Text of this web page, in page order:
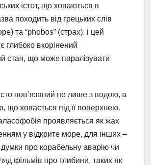
істот, що ховаються в
походить від грецьких слів
та “phobos” (страх), і цей
глибоко вкорінений
стан, що може паралізувати
пов’язаний не лише з водою, а
що ховається під її поверхнею.
проявляється як жах
у відкрите море, для інших –
думки про корабельну аварію чи
фільмів про глибини, таких як